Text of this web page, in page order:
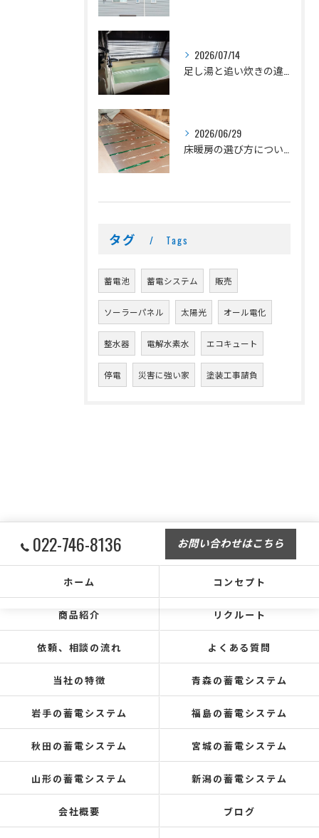
2026/07/14
2026/06/29
タグ Tags
蓄電池 蓄電システム 販売
ソーラーパネル 太陽光 オール電化
整水器 電解水素水 エコキュート
停電 災害に強い家 塗装工事請負
022-746-8136 お問い合わせはこちら
ホーム コンセプト
商品紹介 リクルート
依頼、相談の流れ よくある質問
当社の特徴 青森の蓄電システム
岩手の蓄電システム 福島の蓄電システム
秋田の蓄電システム 宮城の蓄電システム
山形の蓄電システム 新潟の蓄電システム
会社概要 ブログ